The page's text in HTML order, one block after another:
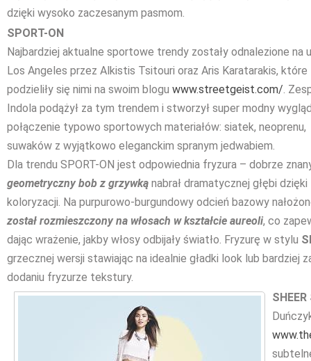
dzięki wysoko zaczesanym pasmom.
SPORT-ON
Najbardziej aktualne sportowe trendy zostały odnalezione na
Los Angeles przez Alkistis Tsitouri oraz Aris Karatarakis, które
podzieliły się nimi na swoim blogu www.streetgeist.com/.
Indola podążył za tym trendem i stworzył super modny
połączenie typowo sportowych materiałów: siatek, neoprenu,
suwaków z wyjątkowo eleganckim spranym jedwabiem.
Dla trendu SPORT-ON jest odpowiednia fryzura – dobrze
geometryczny bob z grzywką nabrał dramatycznej głębi dzięki
koloryzacji. Na purpurowo-burgundowy odcień bazowy
został rozmieszczony na włosach w kształcie aureoli, co
dając wrażenie, jakby włosy odbijały światło. Fryzurę w stylu
grzecznej wersji stawiając na idealnie gładki look lub bardziej
dodaniu fryzurze tekstury.